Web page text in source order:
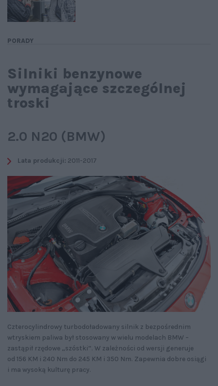
PORADY
Silniki benzynowe
wymagające szczególnej
troski
2.0 N20 (BMW)
Lata produkcji: 2011-2017
Czterocylindrowy turbodoładowany silnik z bezpośrednim
wtryskiem paliwa był stosowany w wielu modelach BMW –
zastąpił rzędowe „szóstki”. W zależności od wersji generuje
od 156 KM i 240 Nm do 245 KM i 350 Nm. Zapewnia dobre osiągi
i ma wysoką kulturę pracy.